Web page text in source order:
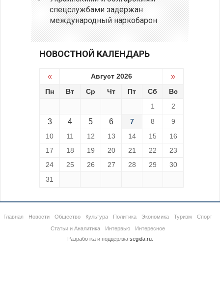
спецслужбами задержан
международный наркобарон
НОВОСТНОЙ КАЛЕНДАРЬ
« Август 2026 »
Пн Вт Ср Чт Пт Сб
Вс
1
2
3 4 5 6 7 8
9
10
11 12 13 14 15
16
17
18 19 20 21 22
23
24
25 26 27 28 29
30
31
Главная Новости Общество Культура Политика Экономика Туризм
Спорт
Статьи и Аналитика
Интервью
Интересное
Разработка и поддержка segida.ru.